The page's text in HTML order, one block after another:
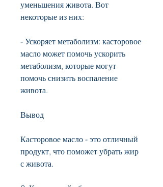
уменьшения живота. Вот
некоторые из них:
- Ускоряет метаболизм: касторовое
масло может помочь ускорить
метаболизм, которые могут
помочь снизить воспаление
живота.
Вывод
Касторовое масло - это отличный
продукт, что поможет убрать жир
с живота.